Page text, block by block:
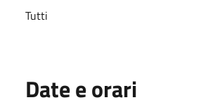
Tutti
Date e orari